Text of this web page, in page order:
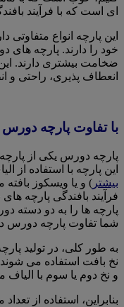
ای است که با فرآیند
این پارچه انواع
خود را دارند. پارچه
ضخامت بیشتری دارند.
انعطاف پذیری، راحتی و
با تفاوت پارچه
پارچه دورس یکی از
این پارچه با استفاده از
بیشتر ) و یا ویسکوز
فرآیند بافندگی پارچه
پارچه ها را به دو دسته
شما تفاوت پارچه دورس
به طور کلی، در تولید
نخ بافت استفاده می
و نخ دوم یا سوم با
بنابراین، استفاده از